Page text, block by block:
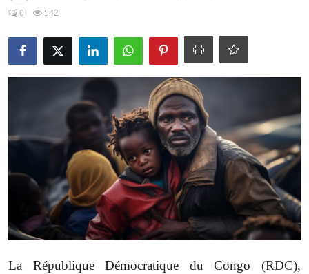
Économie
Nos Dossiers
0
542
La République Démocratique du Congo (RDC),